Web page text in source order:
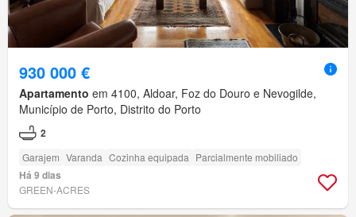
930 000 €
Apartamento em 4100, Aldoar, Foz do Douro e Nevogilde,
Município de Porto, Distrito do Porto
2
Garajem Varanda Cozinha equipada Parcialmente mobiliado
Há 9 dias
GREEN-ACRES